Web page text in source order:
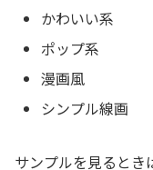
かわいい系
ポップ系
漫画風
シンプル線画
サンプルを見ると